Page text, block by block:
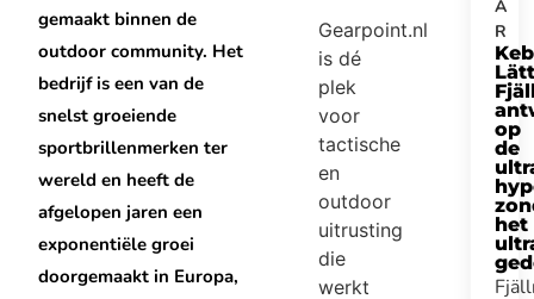
gemaakt binnen de
outdoor community. Het
bedrijf is een van de
snelst groeiende
sportbrillenmerken ter
wereld en heeft de
afgelopen jaren een
exponentiële groei
doorgemaakt in Europa,
Gearpoint.nl
is dé
plek
voor
tactische
en
outdoor
uitrusting
die
werkt
A
R
Keb
op
de
het